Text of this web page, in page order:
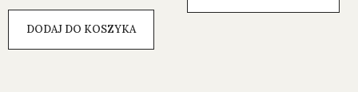
DODAJ DO KOSZYKA